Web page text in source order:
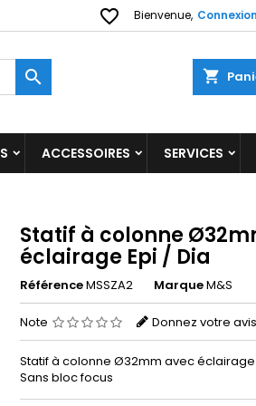
Bienvenue, Connexion
favorite_border
shopping_cart

ACCESSOIRES SERVICES
Statif à colonne
éclairage Epi / Dia
RéférenceMSSZA2 MarqueM&S
Note Donnez votre avis
Statif à colonne Ø32mm avec éclairage
Sans bloc focus